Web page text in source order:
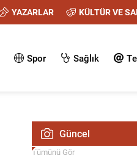
YAZARLAR KÜLTÜR VE
Spor Sağlık
Güncel
Tümünü Gör